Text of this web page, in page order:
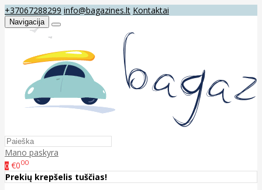
+37067288299 info@bagazines.lt Kontaktai
Navigacija
Mano paskyra
0 €000
Prekių krepšelis tuščias!